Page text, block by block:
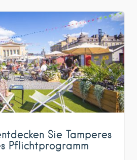
Sie Tamperes
Pflichtprogramm